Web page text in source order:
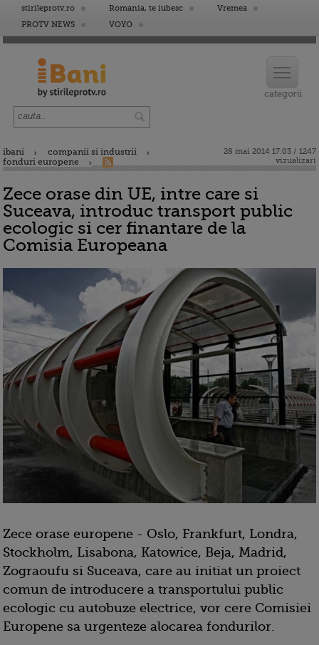
stirileprotv.ro Romania, te iubesc
Vremea
PROTV NEWS
VOYO
ibani
companii si industrii
fonduri europene
28 mai 2014 17:03 / 1247
vizualizari
Zece orase din UE, intre care si
Suceava, introduc transport public
ecologic si cer finantare de la
Comisia Europeana
Zece orase europene - Oslo, Frankfurt, Londra,
Stockholm, Lisabona, Katowice, Beja, Madrid,
Zograoufu si Suceava, care au initiat un proiect
comun de introducere a transportului public
ecologic cu autobuze electrice, vor cere Comisiei
Europene sa urgenteze alocarea fondurilor.